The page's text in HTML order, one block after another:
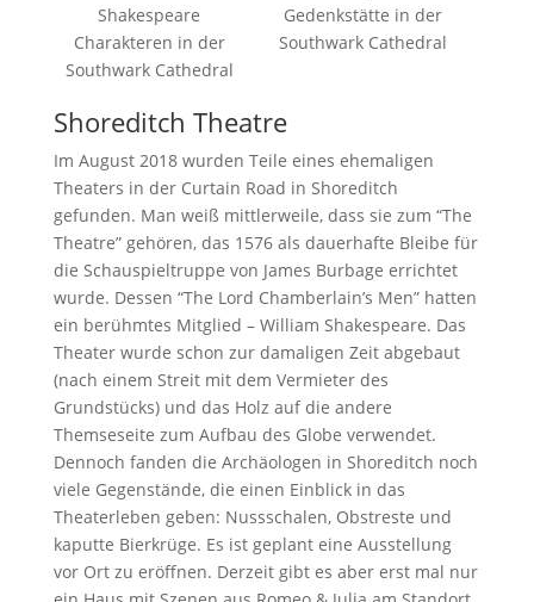
Shakespeare
Charakteren in der
Southwark Cathedral
Gedenkstätte in der
Southwark Cathedral
Shoreditch Theatre
Im August 2018 wurden Teile eines ehemaligen
Theaters in der Curtain Road in Shoreditch
gefunden. Man weiß mittlerweile, dass sie zum “The
Theatre” gehören, das 1576 als dauerhafte Bleibe für
die Schauspieltruppe von James Burbage errichtet
wurde. Dessen “The Lord Chamberlain’s Men” hatten
ein berühmtes Mitglied – William Shakespeare. Das
Theater wurde schon zur damaligen Zeit abgebaut
(nach einem Streit mit dem Vermieter des
Grundstücks) und das Holz auf die andere
Themseseite zum Aufbau des Globe verwendet.
Dennoch fanden die Archäologen in Shoreditch noch
viele Gegenstände, die einen Einblick in das
Theaterleben geben: Nussschalen, Obstreste und
kaputte Bierkrüge. Es ist geplant eine Ausstellung
vor Ort zu eröffnen. Derzeit gibt es aber erst mal nur